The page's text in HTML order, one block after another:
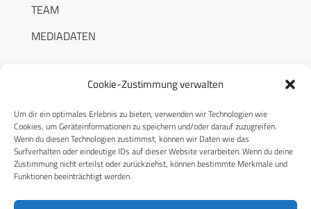
Cookie-Zustimmung verwalten
Um dir ein optimales Erlebnis zu bieten, verwenden wir Technologien wie
Cookies, um Geräteinformationen zu speichern und/oder darauf zuzugreifen.
Wenn du diesen Technologien zustimmst, können wir Daten wie das
Surfverhalten oder eindeutige IDs auf dieser Website verarbeiten. Wenn du deine
Zustimmung nicht erteilst oder zurückziehst, können bestimmte Merkmale und
Funktionen beeinträchtigt werden.
TEAM
MEDIADATEN
RECHTLICHES
Datenschutzerklärung
Cookie-Richtlinie (EU)